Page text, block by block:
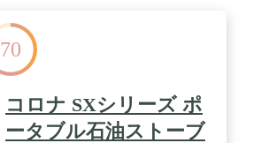
70
コロナ SXシリーズ ポ
ータブル石油ストーブ